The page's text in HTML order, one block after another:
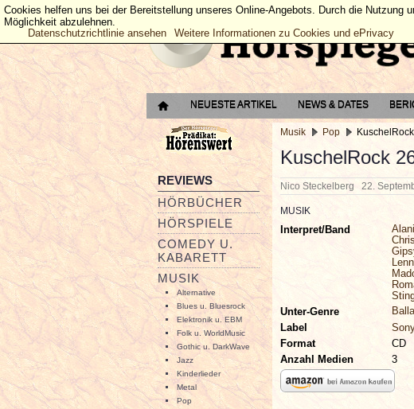
NEUESTE ARTIKEL NEWS & DATES
REVIEWS
HÖRBÜCHER
HÖRSPIELE
COMEDY U.
KABARETT
MUSIK
Alternative
Blues u. Bluesrock
Elektronik u. EBM
Folk u. WorldMusic
Gothic u. DarkWave
Jazz
Kinderlieder
Metal
Pop
Musik Pop
KuschelRock
Nico Steckelberg 22.
MUSIK
Interpret/Band
Unter-Genre
Label
Format
CD
Anzahl Medien
3
Cookies helfen uns bei der Bereitstellung unseres Online-Angebots. Durch die
Möglichkeit abzulehnen.
Datenschutzrichtlinie ansehen
Weitere Informationen zu Cookies und ePrivacy